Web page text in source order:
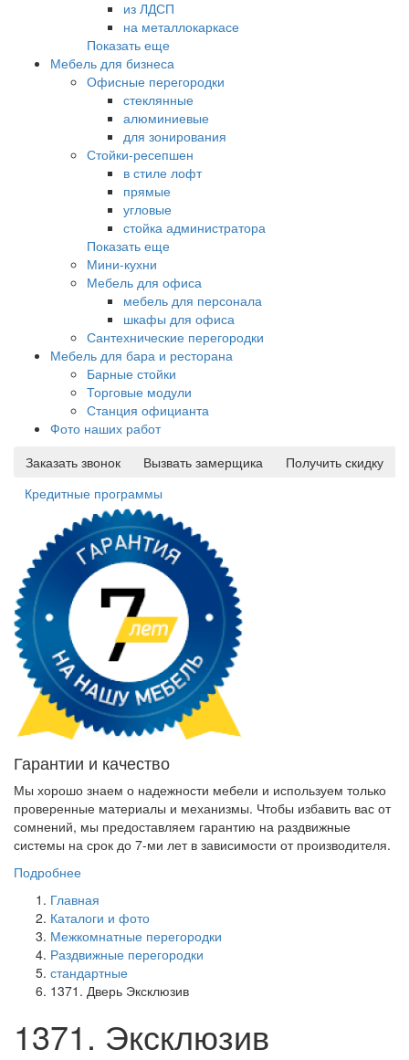
из ЛДСП
на металлокаркасе
Показать еще
Мебель для бизнеса
Офисные перегородки
стеклянные
алюминиевые
для зонирования
Стойки-ресепшен
в стиле лофт
прямые
угловые
стойка администратора
Показать еще
Мини-кухни
Мебель для офиса
мебель для персонала
шкафы для офиса
Сантехнические перегородки
Мебель для бара и ресторана
Барные стойки
Торговые модули
Станция официанта
Фото наших работ
Заказать звонок
Вызвать замерщика
Получить скидку
Кредитные программы
Гарантии и качество
Мы хорошо знаем о надежности мебели и используем только
проверенные материалы и механизмы. Чтобы избавить вас от
сомнений, мы предоставляем гарантию на раздвижные
системы на срок до 7-ми лет в зависимости от производителя.
Подробнее
Главная
Каталоги и фото
Межкомнатные перегородки
Раздвижные перегородки
стандартные
1371. Дверь Эксклюзив
1371. Эксклюзив